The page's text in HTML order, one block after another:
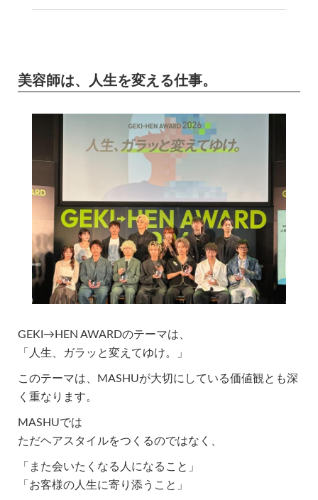
美容師は、人生を変える仕事。
GEKI→HEN AWARDのテーマは、
「人生、ガラッと変えてゆけ。」
このテーマは、MASHUが大切にしている価値観とも深
く重なります。
MASHUでは
ただヘアスタイルをつくるのではなく、
「また会いたくなる人になること」
「お客様の人生に寄り添うこと」